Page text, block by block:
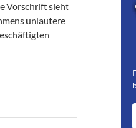
Vorschrift sieht
unlautere